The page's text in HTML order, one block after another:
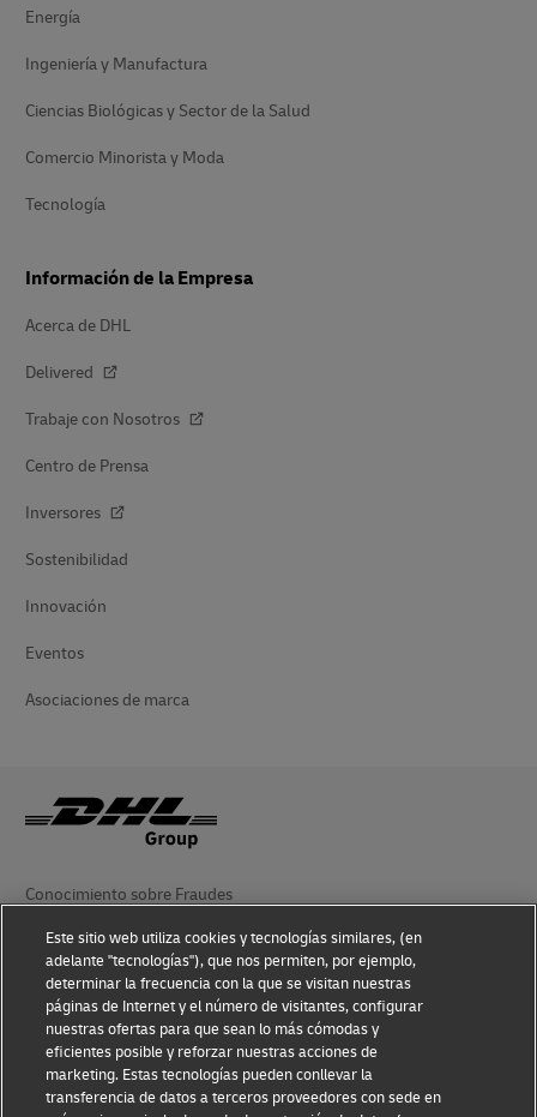
Energía
Ingeniería y Manufactura
Ciencias Biológicas y Sector de la Salud
Comercio Minorista y Moda
Tecnología
Información de la Empresa
Acerca de DHL
Delivered
Trabaje con Nosotros
Centro de Prensa
Inversores
Sostenibilidad
Innovación
Eventos
Asociaciones de marca
Conocimiento sobre Fraudes
Aviso Legal
Condiciones de Uso
Aviso de Privacidad
Información Adicional
Este sitio web utiliza cookies y tecnologías similares, (en
adelante "tecnologías"), que nos permiten, por ejemplo,
determinar la frecuencia con la que se visitan nuestras
páginas de Internet y el número de visitantes, configurar
nuestras ofertas para que sean lo más cómodas y
eficientes posible y reforzar nuestras acciones de
marketing. Estas tecnologías pueden conllevar la
transferencia de datos a terceros proveedores con sede en